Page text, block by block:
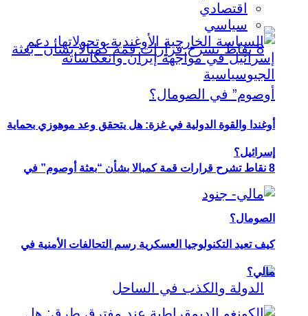
8 نقاط تشرح قرارات قمة كمبالا بشأن “بعثة أوصوم” في
الصومال؟
اقتصادي
سياسي
أوغندا والقوة الدولية في غزة: هل يتحقق وعد موهوزي بحماية
إسرائيل؟
كيف تعيد التكنولوجيا العسكرية رسم التحالفات الأمنية في
مالي؟